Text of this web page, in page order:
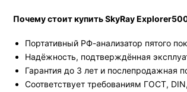
Почему стоит купить SkyRay
Портативный РФ-анализатор пятого
Надёжность, подтверждённая
Гарантия до 3 лет и послепродажная
Соответствует требованиям ГОСТ,